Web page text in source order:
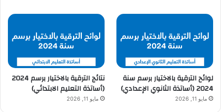
لوائح الترقية بالاختيار برسم سنة
2024 (أساتذة الثانوي الإعدادي)
مايو 11, 2026
نتائج الترقية بالاختيار برسم 2024
(أساتذة التعليم الابتدائي)
مايو 11, 2026